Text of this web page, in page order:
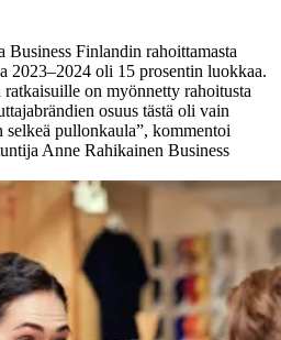
Business Finlandin rahoittamasta
2023–2024 oli 15 prosentin luokkaa.
on myönnetty rahoitusta
osuus tästä oli vain
selkeä pullonkaula”, kommentoi
Anne Rahikainen Business